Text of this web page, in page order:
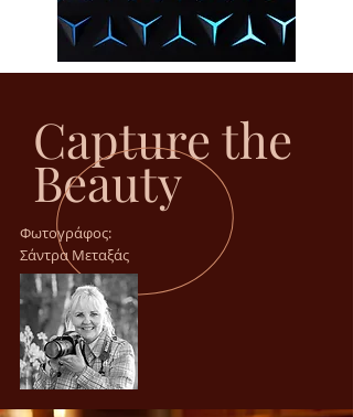
Capture the
Beauty
Φωτογράφος:
Σάντρα Μεταξάς